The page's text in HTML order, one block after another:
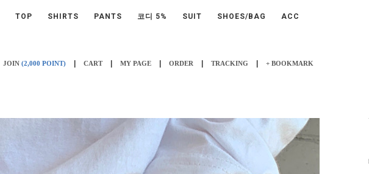
TOP SHIRTS PANTS 코디 5% SUIT SHOES/BAG ACC
JOIN(2,000 POINT) CART MY PAGE ORDER TRACKING + BOOKMARK